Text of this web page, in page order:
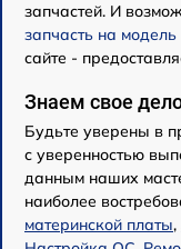
запчастей. И
запчасть на модель
сайте -
Знаем свое
Будьте уверены в
с уверенностью
данным наших
наиболее
материнской платы,